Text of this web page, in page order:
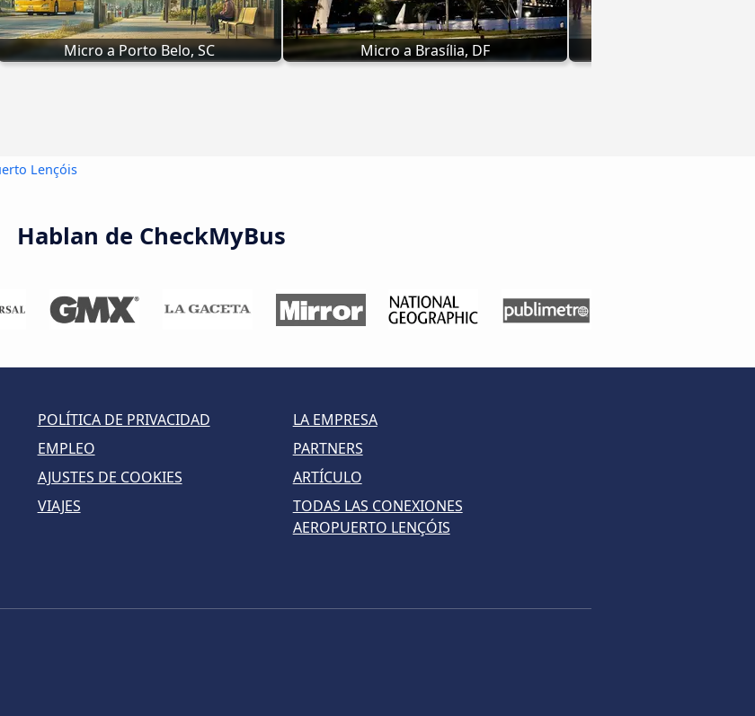
Micro a Porto Belo, SC Micro a Brasília, DF
Lençóis
Hablan de CheckMyBus
POLÍTICA DE PRIVACIDAD
LA EMPRESA
EMPLEO
PARTNERS
AJUSTES DE COOKIES
ARTÍCULO
VIAJES
TODAS LAS CONEXIONES
AEROPUERTO LENÇÓIS